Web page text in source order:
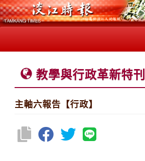
教學與行政革新特刊
主軸六報告【行政】